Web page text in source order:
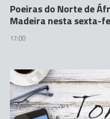
Poeiras do Norte de
Madeira nesta sexta-
17:00